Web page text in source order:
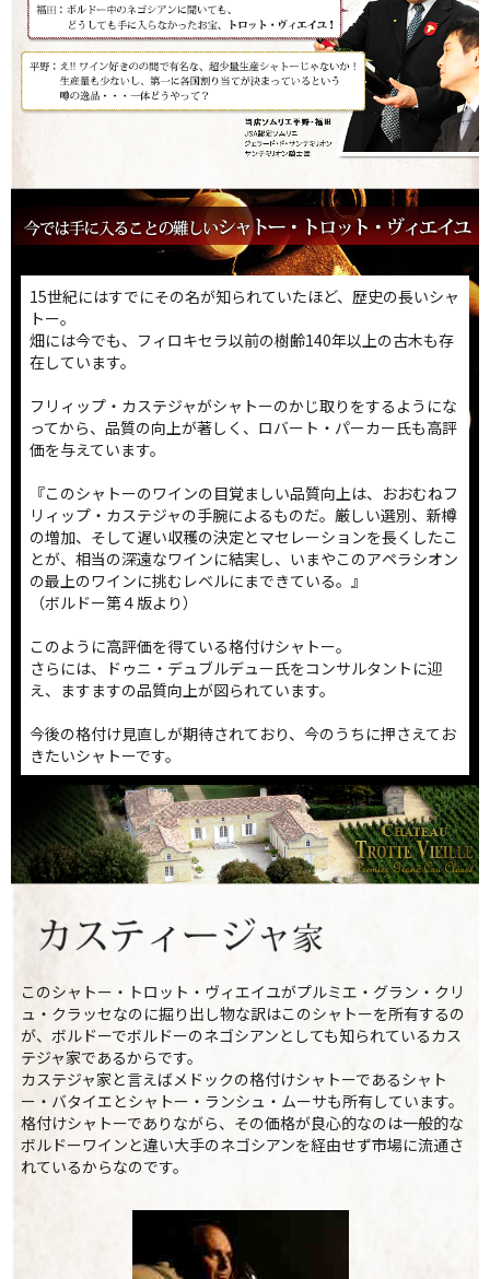
15世紀にはすでにその名が知られていたほど、歴史の長いシャ
トー。
畑には今でも、フィロキセラ以前の樹齢140年以上の古木も存
在しています。
フリィップ・カステジャがシャトーのかじ取りをするようにな
ってから、品質の向上が著しく、ロバート・パーカー氏も高評
価を与えています。
『このシャトーのワインの目覚ましい品質向上は、おおむねフ
リィップ・カステジャの手腕によるものだ。厳しい選別、新樽
の増加、そして遅い収穫の決定とマセレーションを長くしたこ
とが、相当の深遠なワインに結実し、いまやこのアペラシオン
の最上のワインに挑むレベルにまできている。』
（ボルドー第４版より）
このように高評価を得ている格付けシャトー。
さらには、ドゥニ・デュブルデュー氏をコンサルタントに迎
え、ますますの品質向上が図られています。
今後の格付け見直しが期待されており、今のうちに押さえてお
きたいシャトーです。
このシャトー・トロット・ヴィエイユがプルミエ・グラン・クリ
ュ・クラッセなのに掘り出し物な訳はこのシャトーを所有するの
が、ボルドーでボルドーのネゴシアンとしても知られているカス
テジャ家であるからです。
カステジャ家と言えばメドックの格付けシャトーであるシャト
ー・バタイエとシャトー・ランシュ・ムーサも所有しています。
格付けシャトーでありながら、その価格が良心的なのは一般的な
ボルドーワインと違い大手のネゴシアンを経由せず市場に流通さ
れているからなのです。